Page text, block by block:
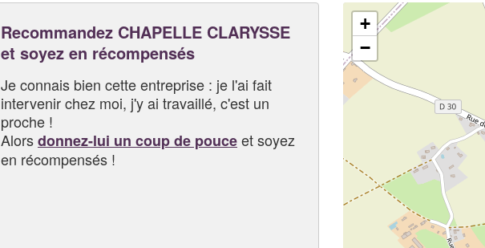
Recommandez CHAPELLE CLARYSSE
et soyez en récompensés
Je connais bien cette entreprise : je l'ai fait
intervenir chez moi, j'y ai travaillé, c'est un
proche !
Alorsdonnez-lui un coup de pouceet soyez
en récompensés !
+
−